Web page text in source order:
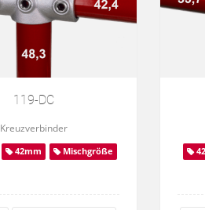
119-DC
Kreuzverbinder
42mm Mischgröße